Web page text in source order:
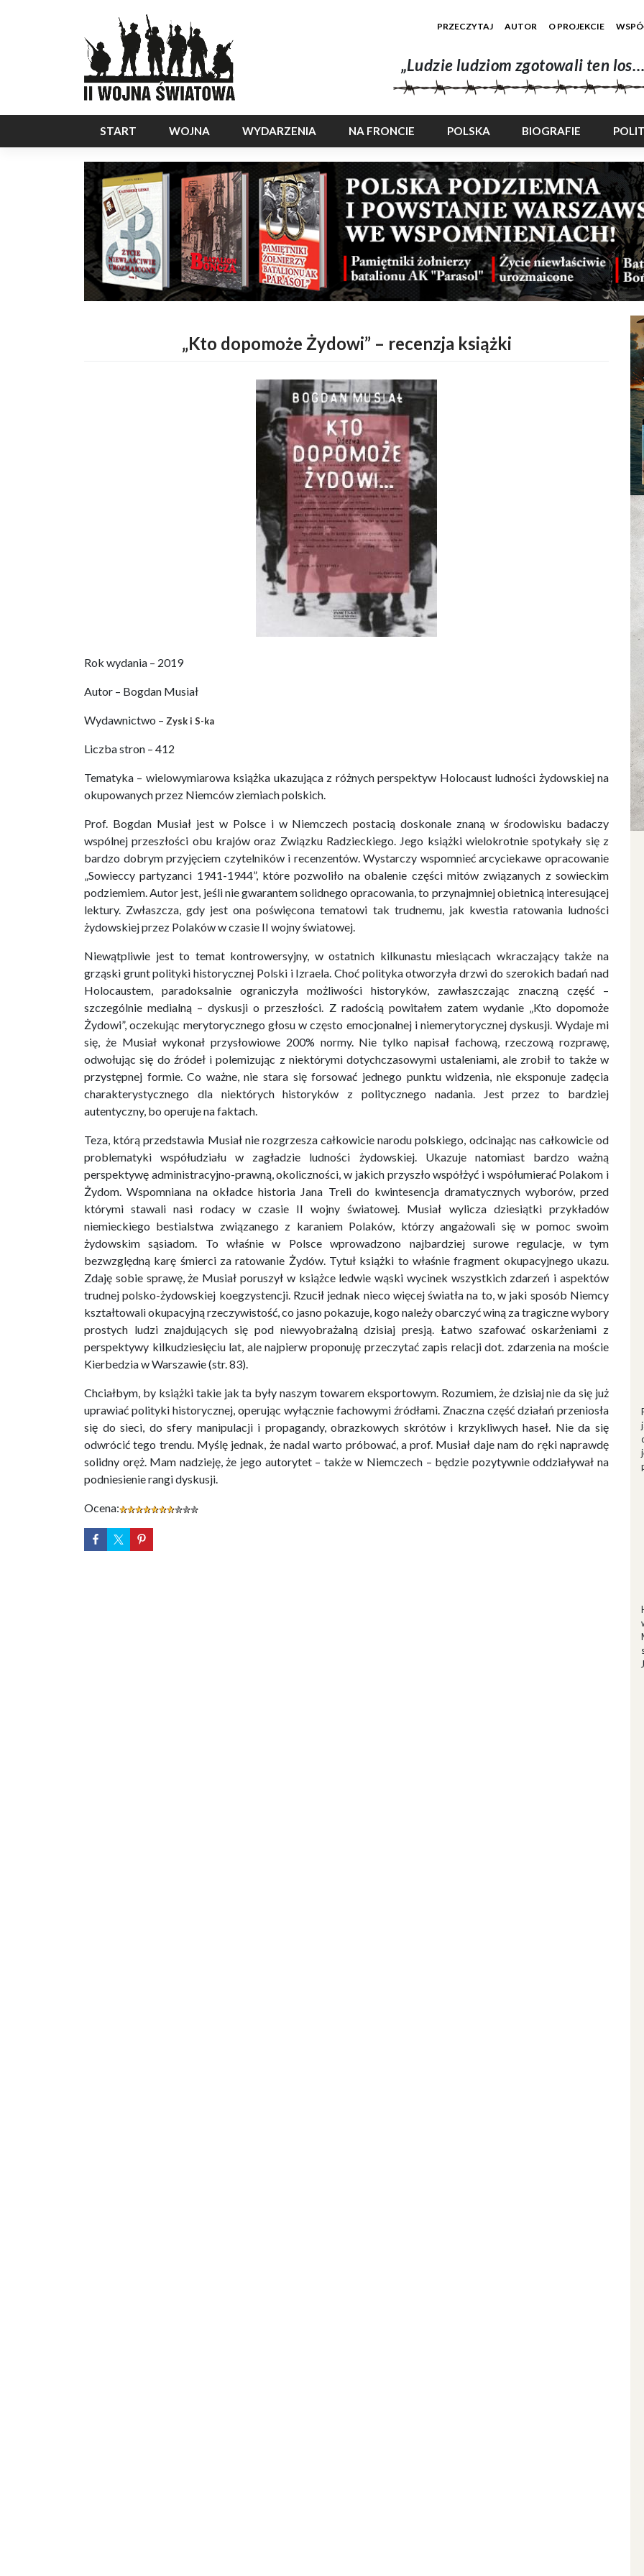
PRZECZYTAJ AUTOR O PROJEKCIE
„Ludzie ludziom zgotowali ten
START WOJNA WYDARZENIA NA FRONCIE POLSKA BIOGRAFIE
„Kto dopomoże Żydowi” – recenzja książki
Rok wydania – 2019
Autor – Bogdan Musiał
Wydawnictwo – Zysk i S-ka
Liczba stron – 412
Tematyka – wielowymiarowa książka ukazująca z różnych perspektyw Holocaust ludności żydowskiej na
okupowanych przez Niemców ziemiach polskich.
Prof. Bogdan Musiał jest w Polsce i w Niemczech postacią doskonale znaną w środowisku badaczy
wspólnej przeszłości obu krajów oraz Związku Radzieckiego. Jego książki wielokrotnie spotykały się z
bardzo dobrym przyjęciem czytelników i recenzentów. Wystarczy wspomnieć arcyciekawe opracowanie
„Sowieccy partyzanci 1941-1944”, które pozwoliło na obalenie części mitów związanych z sowieckim
podziemiem. Autor jest, jeśli nie gwarantem solidnego opracowania, to przynajmniej obietnicą interesującej
lektury. Zwłaszcza, gdy jest ona poświęcona tematowi tak trudnemu, jak kwestia ratowania ludności
żydowskiej przez Polaków w czasie II wojny światowej.
Niewątpliwie jest to temat kontrowersyjny, w ostatnich kilkunastu miesiącach wkraczający także na
grząski grunt polityki historycznej Polski i Izraela. Choć polityka otworzyła drzwi do szerokich badań nad
Holocaustem, paradoksalnie ograniczyła możliwości historyków, zawłaszczając znaczną część –
szczególnie medialną – dyskusji o przeszłości. Z radością powitałem zatem wydanie „Kto dopomoże
Żydowi”, oczekując merytorycznego głosu w często emocjonalnej i niemerytorycznej dyskusji. Wydaje mi
się, że Musiał wykonał przysłowiowe 200% normy. Nie tylko napisał fachową, rzeczową rozprawę,
odwołując się do źródeł i polemizując z niektórymi dotychczasowymi ustaleniami, ale zrobił to także w
przystępnej formie. Co ważne, nie stara się forsować jednego punktu widzenia, nie eksponuje zadęcia
charakterystycznego dla niektórych historyków z politycznego nadania. Jest przez to bardziej
autentyczny, bo operuje na faktach.
Teza, którą przedstawia Musiał nie rozgrzesza całkowicie narodu polskiego, odcinając nas całkowicie od
problematyki współudziału w zagładzie ludności żydowskiej. Ukazuje natomiast bardzo ważną
perspektywę administracyjno-prawną, okoliczności, w jakich przyszło współżyć i współumierać Polakom i
Żydom. Wspomniana na okładce historia Jana Treli do kwintesencja dramatycznych wyborów, przed
którymi stawali nasi rodacy w czasie II wojny światowej. Musiał wylicza dziesiątki przykładów
niemieckiego bestialstwa związanego z karaniem Polaków, którzy angażowali się w pomoc swoim
żydowskim sąsiadom. To właśnie w Polsce wprowadzono najbardziej surowe regulacje, w tym
bezwzględną karę śmierci za ratowanie Żydów. Tytuł książki to właśnie fragment okupacyjnego ukazu.
Zdaję sobie sprawę, że Musiał poruszył w książce ledwie wąski wycinek wszystkich zdarzeń i aspektów
trudnej polsko-żydowskiej koegzystencji. Rzucił jednak nieco więcej światła na to, w jaki sposób Niemcy
kształtowali okupacyjną rzeczywistość, co jasno pokazuje, kogo należy obarczyć winą za tragiczne wybory
prostych ludzi znajdujących się pod niewyobrażalną dzisiaj presją. Łatwo szafować oskarżeniami z
perspektywy kilkudziesięciu lat, ale najpierw proponuję przeczytać zapis relacji dot. zdarzenia na moście
Kierbedzia w Warszawie (str. 83).
Chciałbym, by książki takie jak ta były naszym towarem eksportowym. Rozumiem, że dzisiaj nie da się już
uprawiać polityki historycznej, operując wyłącznie fachowymi źródłami. Znaczna część działań przeniosła
się do sieci, do sfery manipulacji i propagandy, obrazkowych skrótów i krzykliwych haseł. Nie da się
odwrócić tego trendu. Myślę jednak, że nadal warto próbować, a prof. Musiał daje nam do ręki naprawdę
solidny oręż. Mam nadzieję, że jego autorytet – także w Niemczech – będzie pozytywnie oddziaływał na
podniesienie rangi dyskusji.
Ocena: